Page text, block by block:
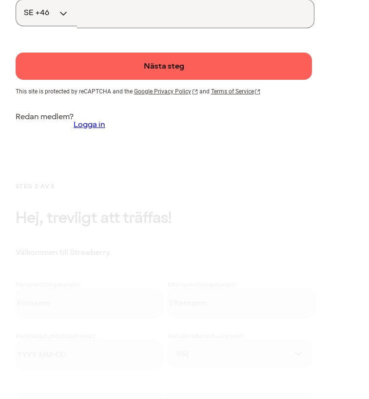
Nästa steg
This site is protected by reCAPTCHA and the Google Privacy Policy and Terms of Service
Redan medlem?
Logga in
STEG 2 AV 5
Hej, trevligt att träffas!
Välkommen till Strawberry.